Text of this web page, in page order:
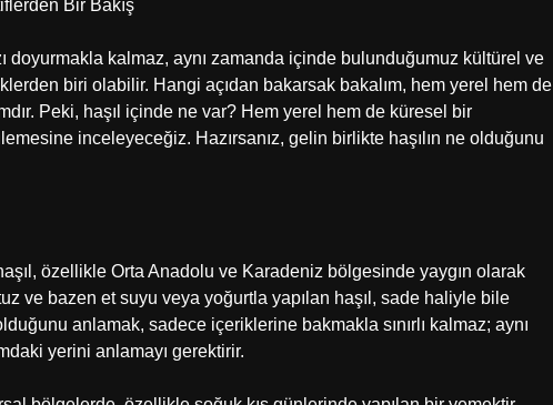
Bir Bakış
doyurmakla kalmaz, aynı zamanda içinde bulunduğumuz kültürel ve
biri olabilir. Hangi açıdan bakarsak bakalım, hem yerel hem de
Peki, haşıl içinde ne var? Hem yerel hem de küresel bir
inceleyeceğiz. Hazırsanız, gelin birlikte haşılın ne olduğunu
özellikle Orta Anadolu ve Karadeniz bölgesinde yaygın olarak
ve bazen et suyu veya yoğurtla yapılan haşıl, sade haliyle bile
anlamak, sadece içeriklerine bakmakla sınırlı kalmaz; aynı
yerini anlamayı gerektirir.